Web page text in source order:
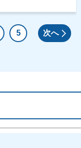
5 次へ